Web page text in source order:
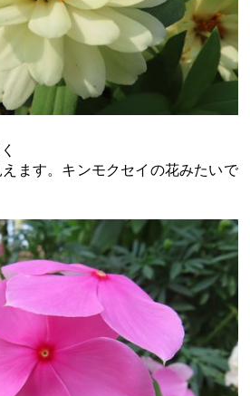
ます。キンモクセイの花みたいで